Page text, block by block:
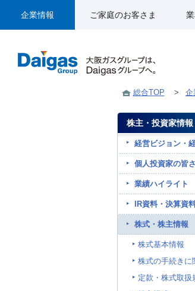
企業情報 ご家庭のお客さま
総合TOP > 企
株主・投資家情報
経営ビジョン・
個人投資家の皆
業績ハイライト
IR資料・決算資
株式・株主情報
株式基本情報
株式の手続きに
定款・株式取扱